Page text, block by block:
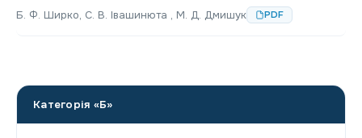
Б. Ф. Ширко, С. В. Івашинюта , М. Д. Дмишук PDF
Категорія «Б»